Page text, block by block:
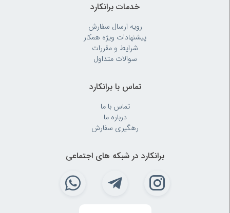
خدمات برانکارد
رویه‌ ارسال سفارش
پیشنهادات ویژه همکار
شرایط و مقررات
سوالات متداول
تماس با برانکارد
تماس با ما
درباره ما
رهگیری سفارش
برانکارد در شبکه های اجتماعی